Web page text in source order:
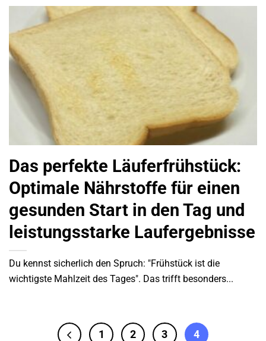
Das perfekte Läuferfrühstück:
Optimale Nährstoffe für einen
gesunden Start in den Tag und
leistungsstarke Laufergebnisse
Du kennst sicherlich den Spruch: "Frühstück ist die
wichtigste Mahlzeit des Tages". Das trifft besonders...
1 2 3 4